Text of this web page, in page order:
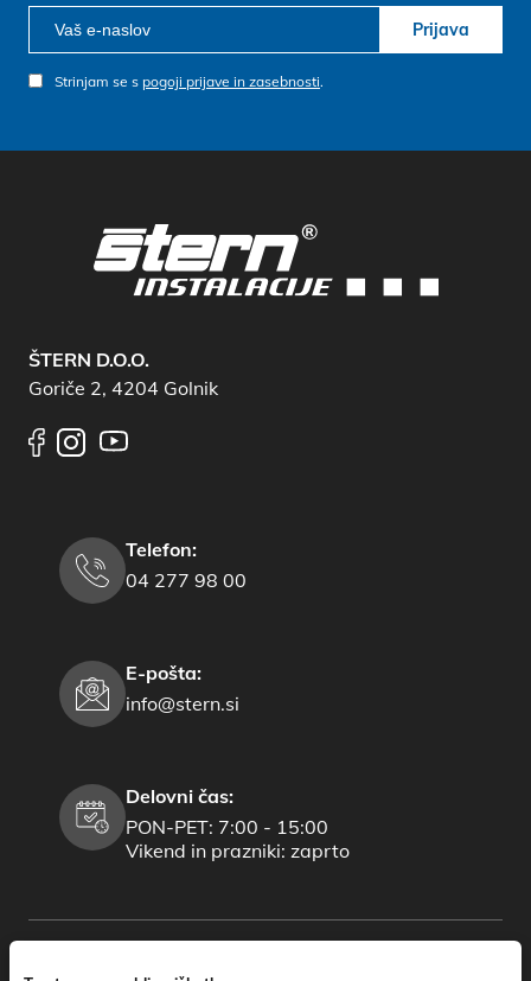
Prijava
Strinjam se s pogoji prijave in zasebnosti.
ŠTERN D.O.O.
Goriče 2, 4204 Golnik
Telefon:
04 277 98 00
E-pošta:
info@stern.si
Delovni čas:
PON-PET: 7:00 - 15:00
Vikend in prazniki: zaprto